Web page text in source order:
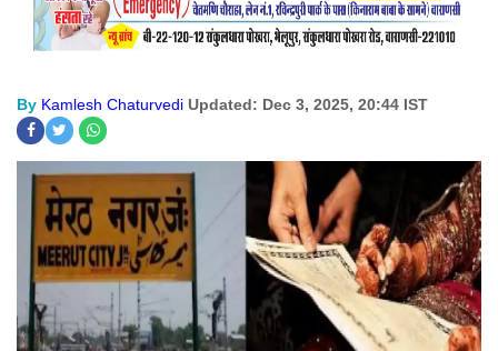
By Kamlesh Chaturvedi Updated: Dec 3, 2025, 20:44 IST